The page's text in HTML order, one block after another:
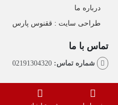
درباره ما
طراحی سایت : ققنوس پارس
تماس با ما
شماره تماس:02191304320